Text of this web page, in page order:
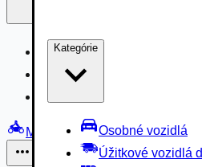
Kategórie
Osobné vozidlá
Úžitkové vozidlá
Nákladné vozidlá 3,5 -
Nákladné vozidlá nad 7,5t
Motocykle